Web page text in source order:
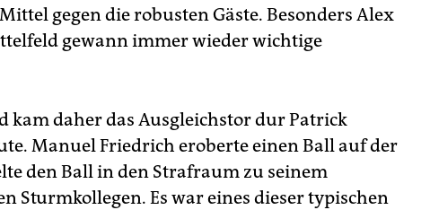
gegen die robusten Gäste. Besonders Alex
gewann immer wieder wichtige
kam daher das Ausgleichstor dur Patrick
Manuel Friedrich eroberte einen Ball auf der
den Ball in den Strafraum zu seinem
Sturmkollegen. Es war eines dieser typischen